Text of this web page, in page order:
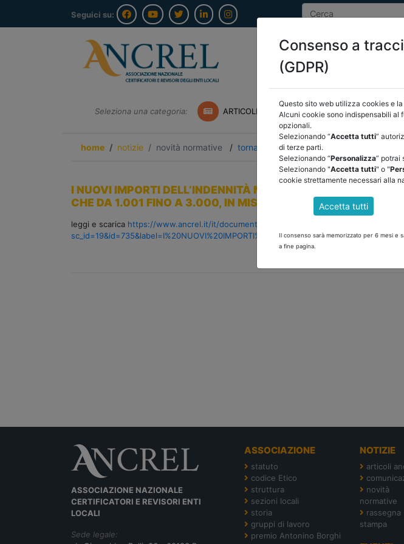
Seguici su:
Seleziona una categoria: ARTICOLI ANCREL COMUNICAZIONI
home notizie novità normative / torna indietro
I NUOVI IMPORTI DELL’INDENNITÀ MENSILE SARANNO
CHE DA 1.001 FINO A 3.000, IN MISURA PARI A 1.659,38 EURO
leggi e scarica https://www.ancrel.it/it/documenti_pubblici.php?
ASSOCIAZIONE NAZIONALE
CERTIFICATORI E REVISORI ENTI
LOCALI
Sede legale:
ASSOCIAZIONE
statuto
codice Etico
struttura
sezioni locali
storia
gruppi di lavoro
premio Antonino Borghi
NOTIZIE
articoli
novità
normative
rassegna
stampa
Consenso a
(GDPR)
Questo sito web utilizza cookies e
Alcuni cookie sono indispensabili al
opzionali.
Selezionando “Accetta tutti”
di terze parti.
Selezionando “Personalizza” potrai
Selezionando "Accetta tutti" o "
cookie strettamente necessari alla
Accetta tutti
Il consenso sarà memorizzato per 6 mesi e
a fine pagina.